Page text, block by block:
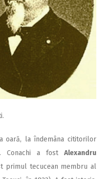
oară, la îndemâna cititorilor
a fost Alexandru
primul tecucean membru al